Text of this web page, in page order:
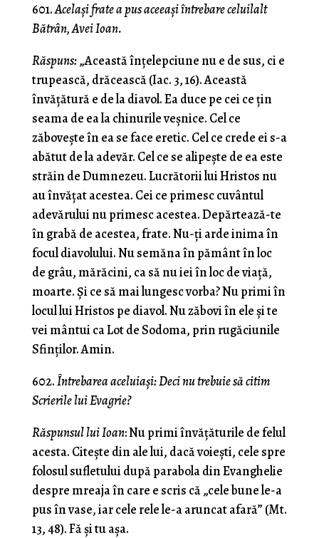
601.Acelaşi frate a pus aceeaşi întrebare celuilalt
Bătrân, Avei Ioan.
Răspuns:„Această înţelepciune nu e de sus, ci e
trupească, drăcească (Iac. 3, 16). Această
învăţătură e de la diavol. Ea duce pe cei ce ţin
seama de ea la chinurile veşnice. Cel ce
zăboveşte în ea se face eretic. Cel ce crede ei s-a
abătut de la adevăr. Cel ce se alipeşte de ea este
străin de Dumnezeu. Lucrătorii lui Hristos nu
au învăţat acestea. Cei ce pri­mesc cuvântul
adevărului nu primesc acestea. Depărtează-te
în grabă de acestea, frate. Nu-ţi arde inima în
focul diavolului. Nu semăna în pământ în loc
de grâu, mărăcini, ca să nu iei în loc de viaţă,
moarte. Şi ce să mai lungesc vorba? Nu primi în
locul lui Hristos pe diavol. Nu zăbovi în ele şi te
vei mântui ca Lot de Sodoma, prin rugăciunile
Sfinţilor. Amin.
602.Întrebarea aceluiaşi: Deci nu trebuie să citim
Scrierile lui Evagrie?
Răspunsul lui Ioan: Nu primi învăţăturile de felul
acesta. Citeşte din ale lui, dacă voieşti, cele spre
folosul sufletului după parabola din Evanghelie
despre mreaja în care e scris că „cele bune le-a
pus în vase, iar cele rele le-a aruncat afară” (Mt.
13, 48). Fă şi tu aşa.